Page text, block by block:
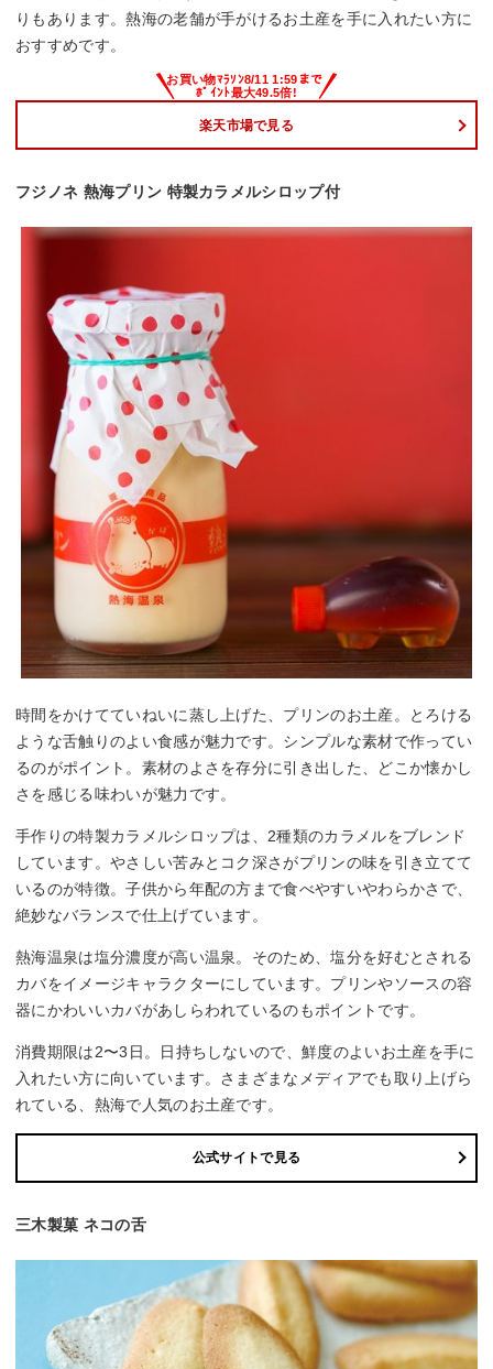
りもあります。熱海の老舗が手がけるお土産を手に入れたい方に
おすすめです。
楽天市場で見る
フジノネ 熱海プリン 特製カラメルシロップ付
時間をかけてていねいに蒸し上げた、プリンのお土産。とろける
ような舌触りのよい食感が魅力です。シンプルな素材で作ってい
るのがポイント。素材のよさを存分に引き出した、どこか懐かし
さを感じる味わいが魅力です。
手作りの特製カラメルシロップは、2種類のカラメルをブレンド
しています。やさしい苦みとコク深さがプリンの味を引き立てて
いるのが特徴。子供から年配の方まで食べやすいやわらかさで、
絶妙なバランスで仕上げています。
熱海温泉は塩分濃度が高い温泉。そのため、塩分を好むとされる
カバをイメージキャラクターにしています。プリンやソースの容
器にかわいいカバがあしらわれているのもポイントです。
消費期限は2〜3日。日持ちしないので、鮮度のよいお土産を手に
入れたい方に向いています。さまざまなメディアでも取り上げら
れている、熱海で人気のお土産です。
公式サイトで見る
三木製菓 ネコの舌